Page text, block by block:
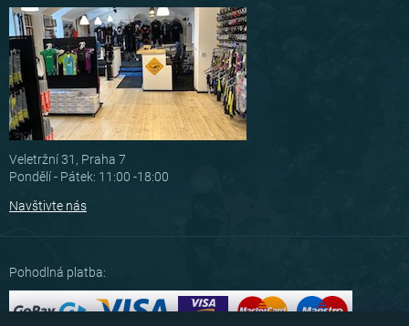
Veletržní 31, Praha 7
Pondělí - Pátek: 11:00 -18:00
Navštivte nás
Pohodlná platba: